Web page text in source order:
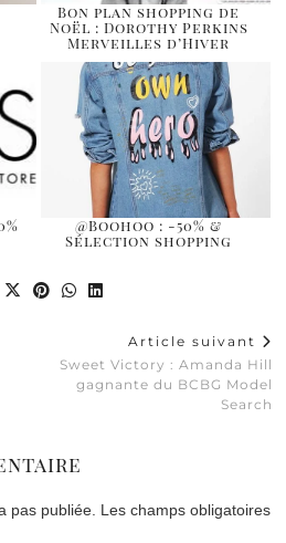
Bon plan shopping de
Noël : Dorothy Perkins
Merveilles d’Hiver
@Boohoo : -50% &
Sélection shopping
Article suivant
Sweet Victory : Amanda Hill
gagnante du BCBG Model
Search
pas publiée. Les champs obligatoires